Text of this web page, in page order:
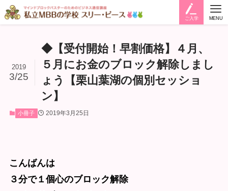
ご入学 MENU
◆【受付開始！早割価格】４月、
５月にお金のブロック解除しまし
ょう【栗山葉湖の個別セッショ
ン】
2019
3/25
小冊子 2019年3月25日
こんばんは
３分で１個心のブロック解除